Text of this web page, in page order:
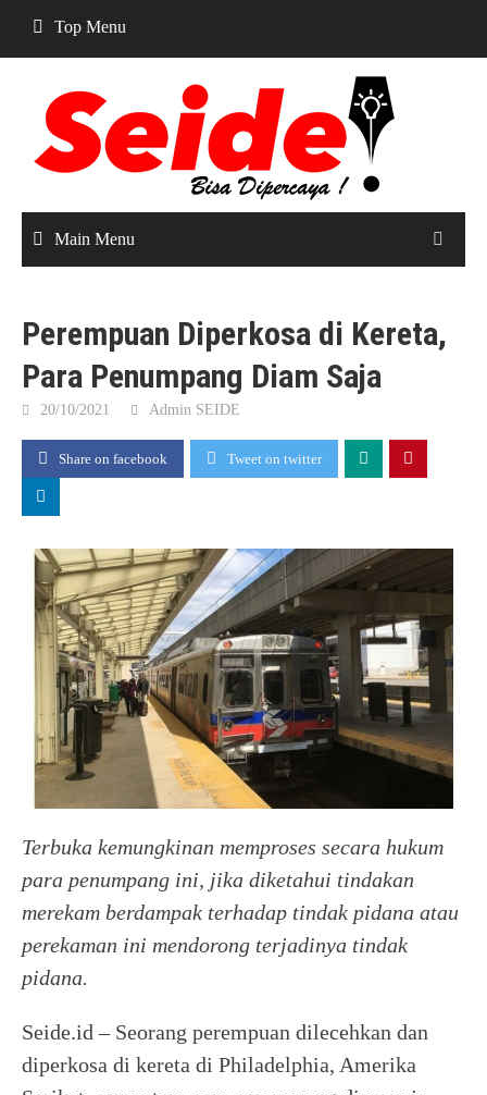
content
Top Menu
Main Menu
Perempuan Diperkosa di Kereta,
Para Penumpang Diam Saja
20/10/2021 Admin SEIDE
Share on facebook Tweet on twitter
Terbuka kemungkinan memproses secara hukum
para penumpang ini, jika diketahui tindakan
merekam berdampak terhadap tindak pidana atau
perekaman ini mendorong terjadinya tindak
pidana.
Seide.id – Seorang perempuan dilecehkan dan
diperkosa di kereta di Philadelphia, Amerika